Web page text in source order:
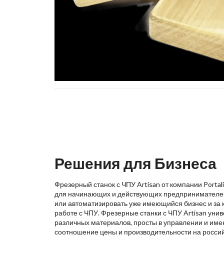
Решения для Бизнеса
Фрезерный станок с ЧПУ Artisan от компании
для начинающих и действующих
или автоматизировать уже имеющийся бизнес и за
работе с ЧПУ. Фрезерные станки с ЧПУ Artisan
различных материалов, просты в управлении и
соотношение цены и производительности на